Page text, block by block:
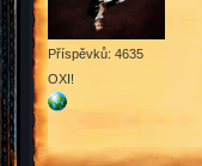
Příspěvků: 4635
OXI!